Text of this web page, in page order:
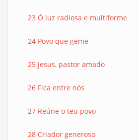
23 Ó luz radiosa e multiforme
24 Povo que geme
25 Jesus, pastor amado
26 Fica entre nós
27 Reúne o teu povo
28 Criador generoso